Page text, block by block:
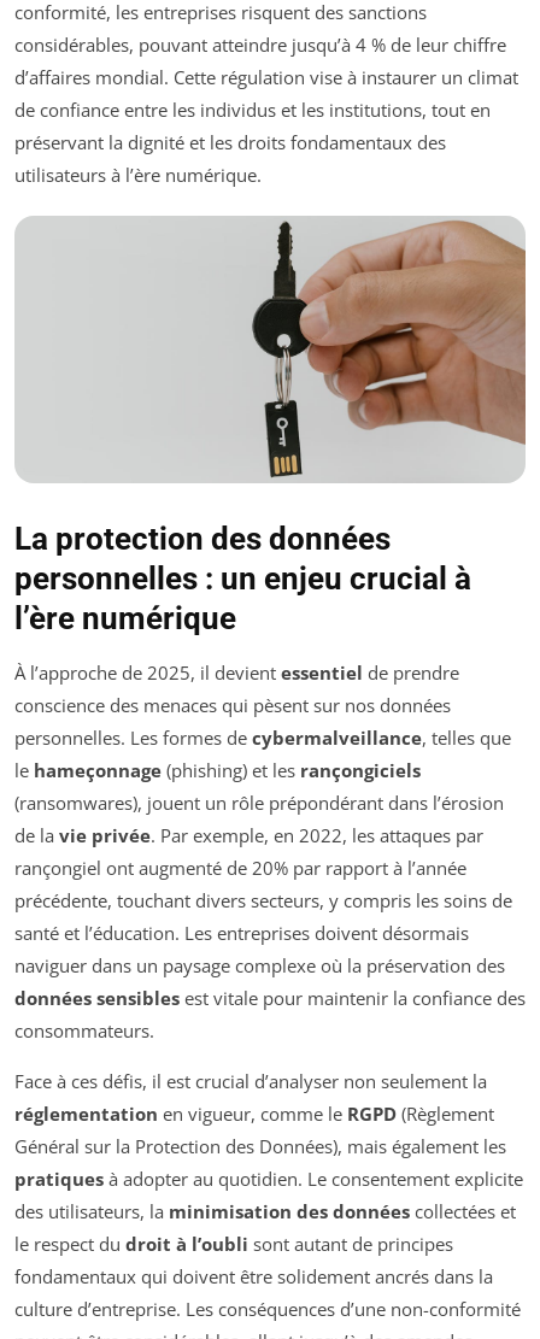
conformité, les entreprises risquent des sanctions
considérables, pouvant atteindre jusqu’à 4 % de leur chiffre
d’affaires mondial. Cette régulation vise à instaurer un climat
de confiance entre les individus et les institutions, tout en
préservant la dignité et les droits fondamentaux des
utilisateurs à l’ère numérique.
La protection des données
personnelles : un enjeu crucial à
l’ère numérique
À l’approche de 2025, il devient essentiel de prendre
conscience des menaces qui pèsent sur nos données
personnelles. Les formes de cybermalveillance, telles que
le hameçonnage (phishing) et les rançongiciels
(ransomwares), jouent un rôle prépondérant dans l’érosion
de la vie privée. Par exemple, en 2022, les attaques par
rançongiel ont augmenté de 20% par rapport à l’année
précédente, touchant divers secteurs, y compris les soins de
santé et l’éducation. Les entreprises doivent désormais
naviguer dans un paysage complexe où la préservation des
données sensibles est vitale pour maintenir la confiance des
consommateurs.
Face à ces défis, il est crucial d’analyser non seulement la
réglementation en vigueur, comme le RGPD (Règlement
Général sur la Protection des Données), mais également les
pratiques à adopter au quotidien. Le consentement explicite
des utilisateurs, la minimisation des données collectées et
le respect du droit à l’oubli sont autant de principes
fondamentaux qui doivent être solidement ancrés dans la
culture d’entreprise. Les conséquences d’une non-conformité